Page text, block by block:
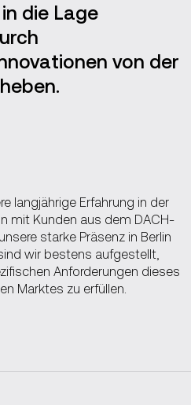
die Lage
von der
langjährige Erfahrung in der
mit Kunden aus dem DACH-
starke Präsenz in Berlin
wir bestens aufgestellt,
Anforderungen dieses
Marktes zu erfüllen.